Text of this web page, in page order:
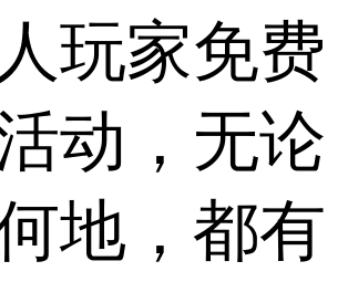
玩家免费
动，无论
地，都有